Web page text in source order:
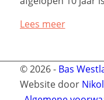
Lees meer
© 2026 - Bas
Website door